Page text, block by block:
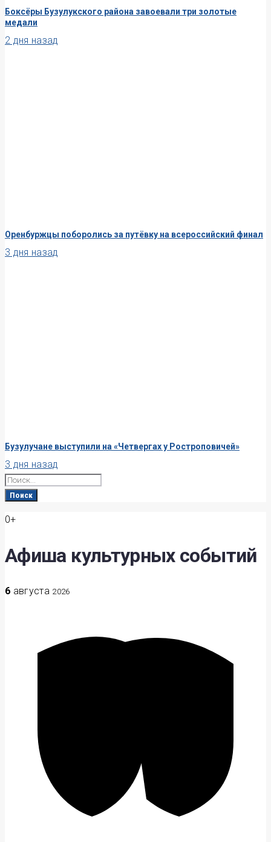
Боксёры Бузулукского района завоевали три золотые
медали
2 дня назад
Оренбуржцы поборолись за путёвку на всероссийский финал
3 дня назад
Бузулучане выступили на «Четвергах у Ростроповичей»
3 дня назад
Search
for:
Поиск
0+
Афиша культурных событий
6 августа 2026